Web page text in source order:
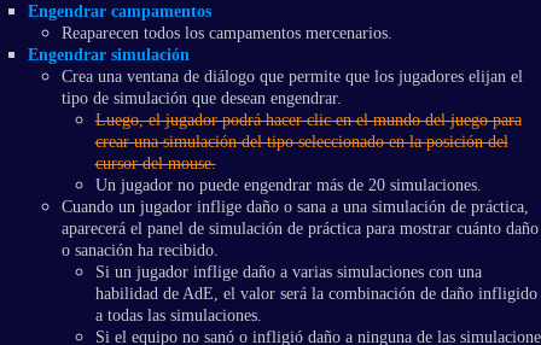
Engendrar campamentos
Reaparecen todos los campamentos mercenarios.
Engendrar simulación
Crea una ventana de diálogo que permite que los jugadores elijan el
tipo de simulación que desean engendrar.
Luego, el jugador podrá hacer clic en el mundo del juego para
crear una simulación del tipo seleccionado en la posición del
cursor del mouse.
Un jugador no puede engendrar más de 20 simulaciones.
Cuando un jugador inflige daño o sana a una simulación de práctica,
aparecerá el panel de simulación de práctica para mostrar cuánto daño
o sanación ha recibido.
Si un jugador inflige daño a varias simulaciones con una
habilidad de AdE, el valor será la combinación de daño infligido
a todas las simulaciones.
Si el equipo no sanó o infligió daño a ninguna de las